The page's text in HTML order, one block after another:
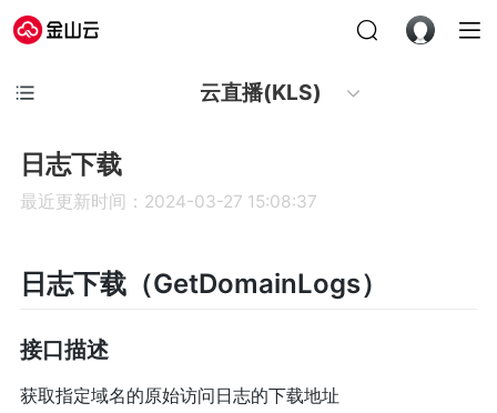
云直播(KLS)
日志下载
最近更新时间：2024-03-27 15:08:37
日志下载（GetDomainLogs）
接口描述
获取指定域名的原始访问日志的下载地址